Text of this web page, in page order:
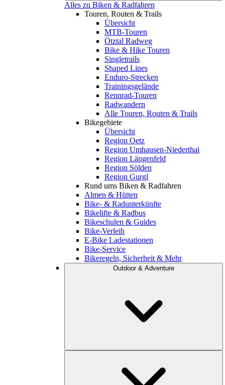
Alles zu Biken & Radfahren
Touren, Routen & Trails
Übersicht
MTB-Touren
Ötztal Radweg
Bike & Hike Touren
Singletrails
Shaped Lines
Enduro-Strecken
Trainingsgelände
Rennrad-Touren
Radwandern
Alle Touren, Routen & Trails
Bikegebiete
Übersicht
Region Oetz
Region Umhausen-Niederthai
Region Längenfeld
Region Sölden
Region Gurgl
Rund ums Biken & Radfahren
Almen & Hütten
Bike- & Radunterkünfte
Bikelifte & Radbus
Bikeschulen & Guides
Bike-Verleih
E-Bike Ladestationen
Bike-Service
Bikeregeln, Sicherheit & Mehr
Outdoor & Adventure